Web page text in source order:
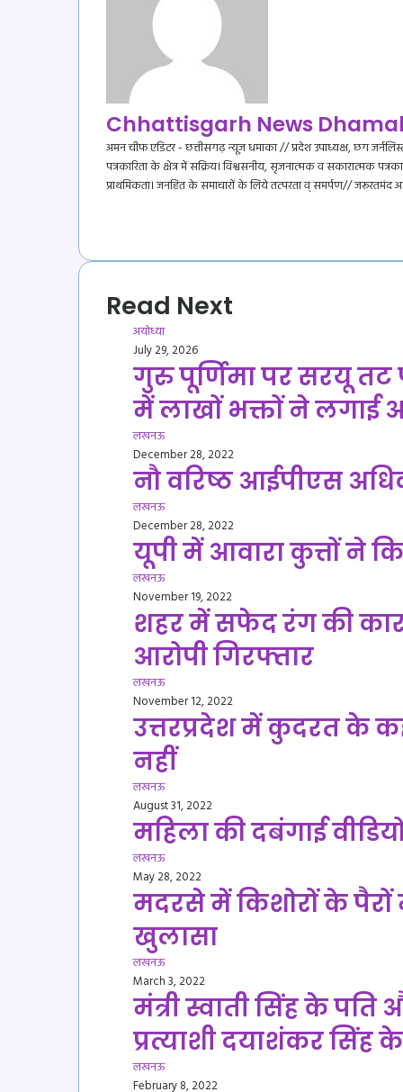
Chhattisgarh News
अमन चीफ एडिटर - छत्तीसगढ़ न्यूज़ धमाका // प्रदेश उपाध्यक्ष, छग
पत्रकारिता के क्षेत्र में सक्रिय। विश्वसनीय, सृजनात्मक व सकारात्मक
प्राथमिकता। जनहित के समाचारों के लिये तत्परता व् समर्पण// जरूरतमंद
Read Next
अयोध्या
July 29, 2026
गुरु पूर्णिमा पर सरयू
में लाखों भक्तों ने लगाई
लखनऊ
December 28, 2022
नौ वरिष्ठ आईपीएस
लखनऊ
December 28, 2022
यूपी में आवारा कुत्तों ने
लखनऊ
November 19, 2022
शहर में सफेद रंग की
आरोपी गिरफ्तार
लखनऊ
November 12, 2022
उत्तरप्रदेश में कुदरत के
नहीं
लखनऊ
August 31, 2022
महिला की दबंगाई
लखनऊ
May 28, 2022
मदरसे में किशोरों के
खुलासा
लखनऊ
March 3, 2022
मंत्री स्वाती सिंह के
प्रत्याशी दयाशंकर सिंह
लखनऊ
February 8, 2022